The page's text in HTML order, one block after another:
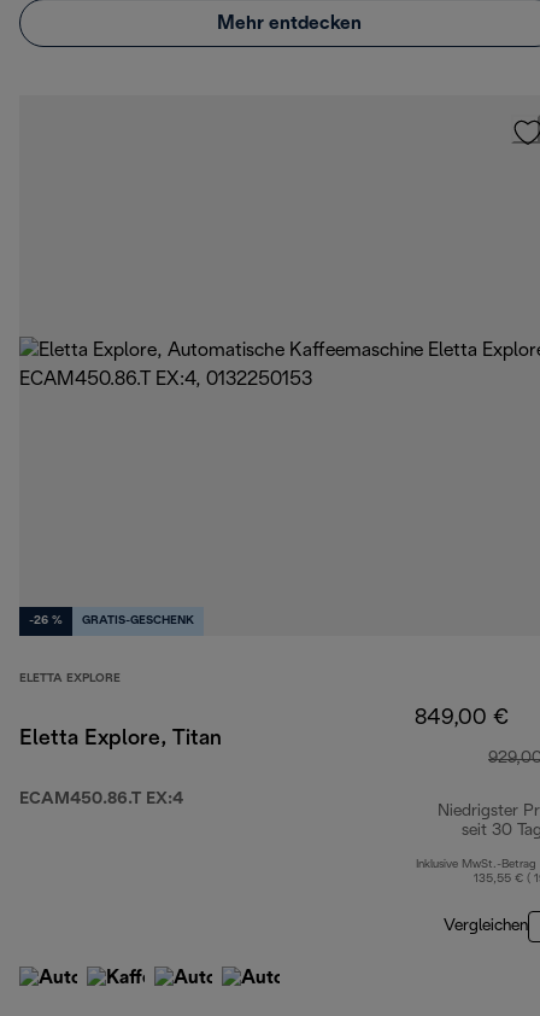
Mehr entdecken
-26 % GRATIS-GESCHENK
ELETTA EXPLORE
Eletta Explore, Titan
ECAM450.86.T EX:4
849,00 €
Niedrigster
seit 30
Inklusive MwSt.-Betrag
135,55 € (
Vergleichen